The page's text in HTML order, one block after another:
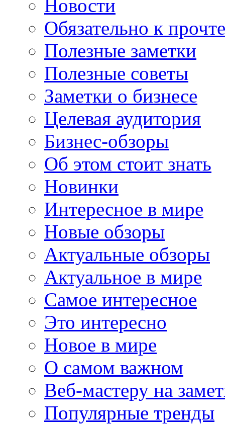
Новости
Обязательно к
Полезные заметки
Полезные советы
Заметки о бизнесе
Целевая аудитория
Бизнес-обзоры
Об этом стоит знать
Новинки
Интересное в мире
Новые обзоры
Актуальные обзоры
Актуальное в мире
Самое интересное
Это интересно
Новое в мире
О самом важном
Веб-мастеру на
Популярные тренды